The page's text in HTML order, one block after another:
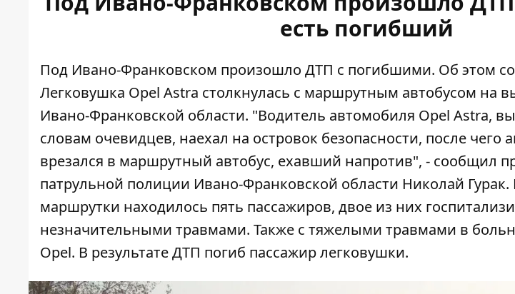
есть погибший
Под Ивано-Франковском произошло ДТП с погибшими. Об этом
Легковушка Opel Astra столкнулась с маршрутным автобусом на
Ивано-Франковской области. "Водитель автомобиля Opel Astra,
словам очевидцев, наехал на островок безопасности, после чего
врезался в маршрутный автобус, ехавший напротив", - сообщил
патрульной полиции Ивано-Франковской области Николай Гурак.
маршрутки находилось пять пассажиров, двое из них
незначительными травмами. Также с тяжелыми травмами в
Opel. В результате ДТП погиб пассажир легковушки.